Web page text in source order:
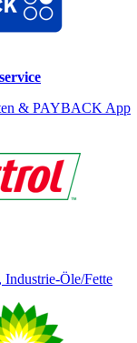
& PAYBACK App
Industrie-Öle/Fette